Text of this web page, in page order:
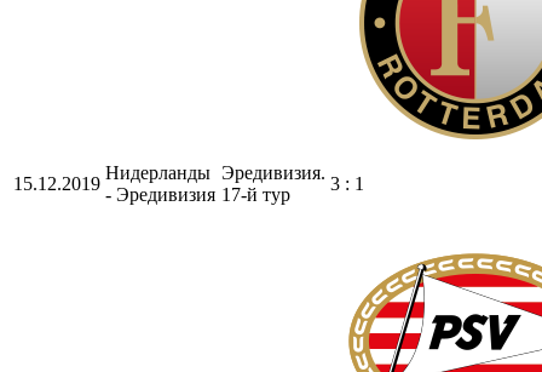
15.12.2019
Нидерланды
- Эредивизия
Эредивизия.
17-й тур
3 : 1